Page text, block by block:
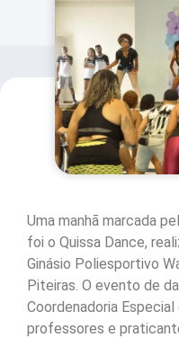
Uma manhã marcada
foi o Quissa Dance,
Ginásio Poliesportivo
Piteiras. O evento de
Coordenadoria
professores e